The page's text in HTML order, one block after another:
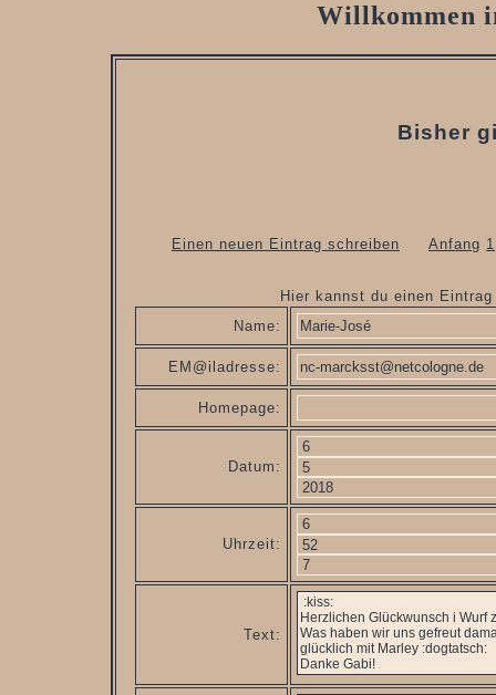
Willkommen
Bisher
Einen neuen Eintrag schreiben Anfang 1
Hier kannst du einen
Name:
EM@iladresse:
Homepage:
Datum:
Uhrzeit:
Text: